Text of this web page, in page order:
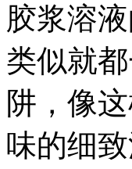
胶浆溶
类似就
阱，像
味的细